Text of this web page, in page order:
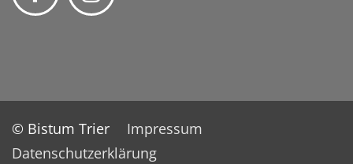
© Bistum Trier
Impressum
Datenschutzerklärung